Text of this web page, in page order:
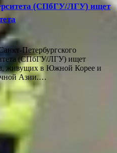
(СПбГУ/ЛГУ) ищет
Петербургского
(СПбГУ/ЛГУ) ищет
живущих в Южной Корее и
Азии.…